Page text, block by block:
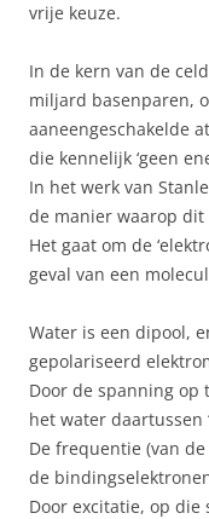
vrije keuze.
In de kern van de
miljard basenparen,
aaneengeschakelde
die kennelijk ‘geen
In het werk van
de manier waarop dit
Het gaat om de
geval van een
Water is een dipool,
gepolariseerd
Door de spanning op
het water daartussen
De frequentie (van
de
Door excitatie, op